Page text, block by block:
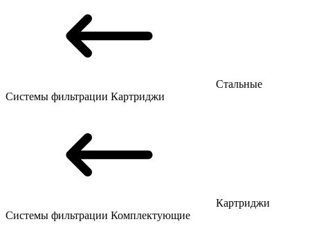
Стальные
Системы фильтрации Картриджи
Картриджи
Системы фильтрации Комплектующие